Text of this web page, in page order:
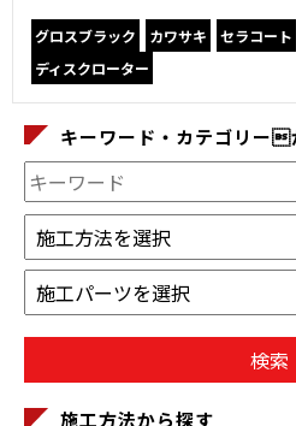
グロスブラック カワサキ セラコート
ディスクローター
キーワード・カテゴリー
施工方法から探す